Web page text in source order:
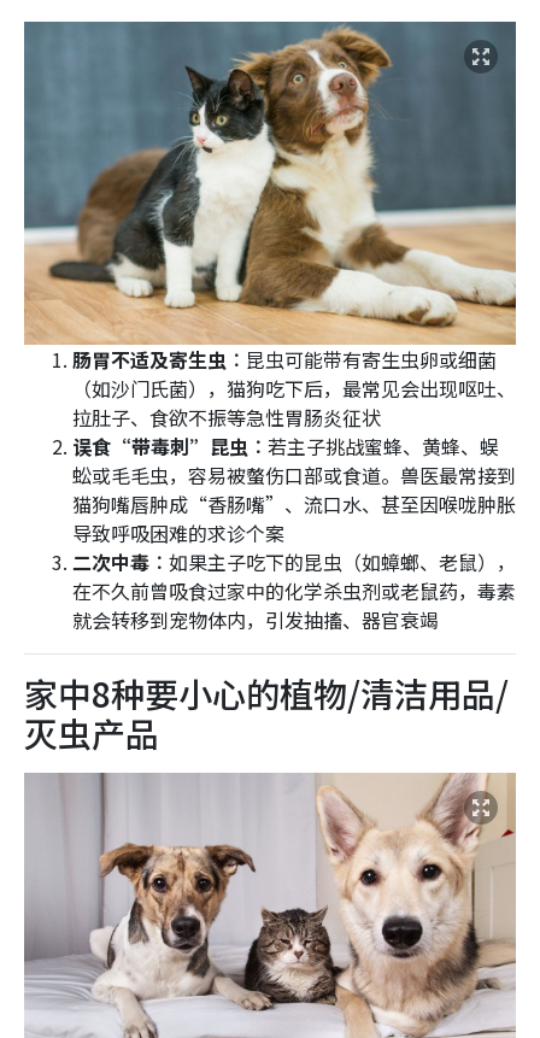
肠胃不适及寄生虫︰ 昆虫可能带有寄生虫卵或细菌
（如沙门氏菌），猫狗吃下后，最常见会出现呕吐、
拉肚子、食欲不振等急性胃肠炎征状
误食“带毒刺”昆虫︰ 若主子挑战蜜蜂、黄蜂、蜈
蚣或毛毛虫，容易被螫伤口部或食道。兽医最常接到
猫狗嘴唇肿成“香肠嘴”、流口水、甚至因喉咙肿胀
导致呼吸困难的求诊个案
二次中毒︰ 如果主子吃下的昆虫（如蟑螂、老鼠），
在不久前曾吸食过家中的化学杀虫剂或老鼠药，毒素
就会转移到宠物体内，引发抽搐、器官衰竭
家中8种要小心的植物/清洁用品/
灭虫产品